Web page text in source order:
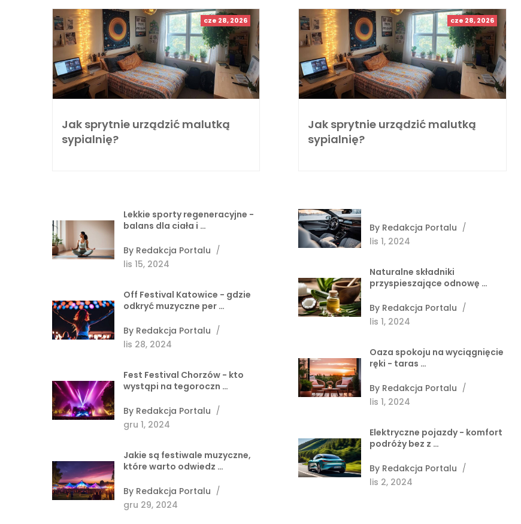
cze 28, 2026
Jak sprytnie urządzić malutką
sypialnię?
Lekkie sporty regeneracyjne -
balans dla ciała i …
By Redakcja Portalu /
lis 15, 2024
Off Festival Katowice - gdzie
odkryć muzyczne per …
By Redakcja Portalu /
lis 28, 2024
Fest Festival Chorzów - kto
wystąpi na tegoroczn …
By Redakcja Portalu /
gru 1, 2024
Jakie są festiwale muzyczne,
które warto odwiedz …
By Redakcja Portalu /
gru 29, 2024
cze 28, 2026
Jak sprytnie urządzić malutką
sypialnię?
By Redakcja Portalu /
lis 1, 2024
Naturalne składniki
przyspieszające odnowę …
By Redakcja Portalu /
lis 1, 2024
Oaza spokoju na wyciągnięcie
ręki - taras …
By Redakcja Portalu /
lis 1, 2024
Elektryczne pojazdy - komfort
podróży bez z …
By Redakcja Portalu /
lis 2, 2024